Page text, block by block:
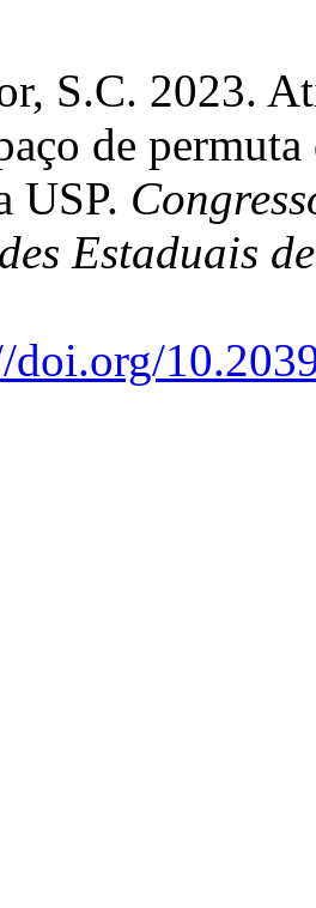
S.C. 2023.
de
USP.
Estaduais
doi.org/